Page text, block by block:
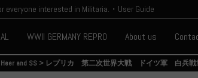
everyone interested in Militaria.・User Guide
WWII GERMANY REPRO About us
and SS > レプリカ 第二次世界大戦 ドイツ軍 白兵戦